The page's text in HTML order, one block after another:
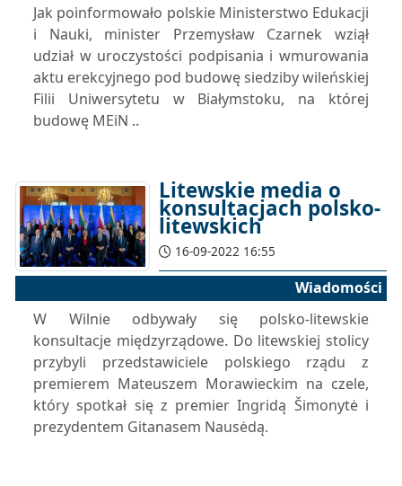
Jak poinformowało polskie Ministerstwo Edukacji
i Nauki, minister Przemysław Czarnek wziął
udział w uroczystości podpisania i wmurowania
aktu erekcyjnego pod budowę siedziby wileńskiej
Filii Uniwersytetu w Białymstoku, na której
budowę MEiN ..
Litewskie media o
konsultacjach polsko-
litewskich
16-09-2022 16:55
Wiadomości
W Wilnie odbywały się polsko-litewskie
konsultacje międzyrządowe. Do litewskiej stolicy
przybyli przedstawiciele polskiego rządu z
premierem Mateuszem Morawieckim na czele,
który spotkał się z premier Ingridą Šimonytė i
prezydentem Gitanasem Nausėdą.